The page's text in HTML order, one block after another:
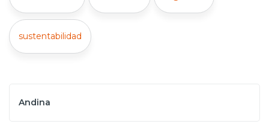
sustentabilidad
Andina